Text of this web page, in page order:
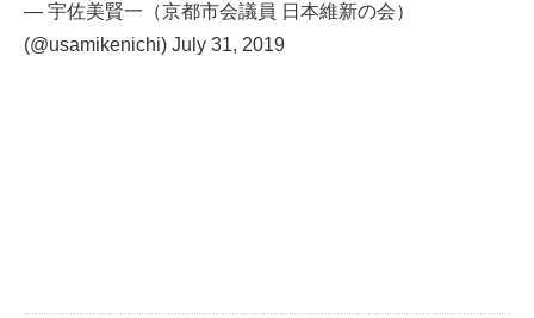
— 宇佐美賢一（京都市会議員 日本維新の会）
(@usamikenichi) July 31, 2019